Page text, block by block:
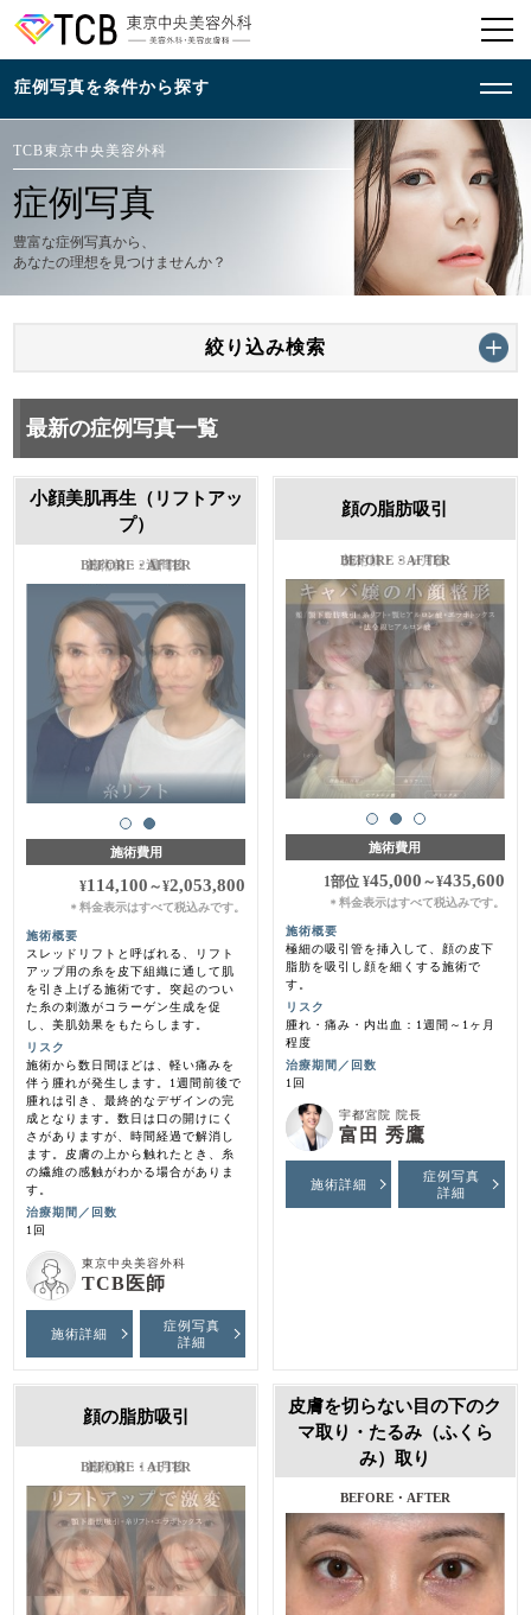
TCB東京中央美容外科
症例写真
豊富な症例写真から、
あなたの理想を見つけませんか？
絞り込み検索
最新の症例写真一覧
小顔美肌再生（リフトアッ
プ）
施術前・2週間後
施術費用
¥114,100 ～¥2,053,800
＊料金表示はすべて税込みです。
施術概要
スレッドリフトと呼ばれる、リフト
アップ用の糸を皮下組織に通して肌
を引き上げる施術です。突起のつい
た糸の刺激がコラーゲン生成を促
し、美肌効果をもたらします。
リスク
施術から数日間ほどは、軽い痛みを
伴う腫れが発生します。1週間前後で
腫れは引き、最終的なデザインの完
成となります。数日は口の開けにく
さがありますが、時間経過で解消し
ます。皮膚の上から触れたとき、糸
の繊維の感触がわかる場合がありま
す。
治療期間／回数
1回
東京中央美容外科
TCB医師
施術詳細
症例写真
詳細
顔の脂肪吸引
施術前・３ヶ月後
施術費用
1部位 ¥45,000 ～¥435,600
＊ 料金表示はすべて税込みです。
施術概要
極細の吸引管を挿入して、顔の皮下
脂肪を吸引し顔を細くする施術で
す。
リスク
腫れ・痛み・内出血：1週間～1ヶ月
程度
治療期間／回数
1回
宇都宮院 院長
富田 秀鷹
施術詳細
症例写真
詳細
顔の脂肪吸引
施術前・1ヶ月後
皮膚を切らない目の下のク
マ取り・たるみ（ふくら
み）取り
BEFORE・AFTER